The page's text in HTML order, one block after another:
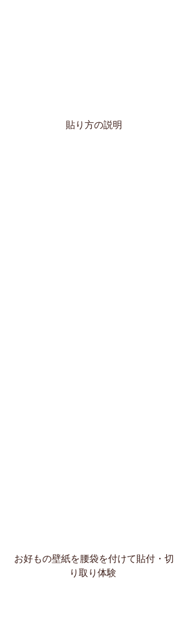
貼り方の説明
お好もの壁紙を腰袋を付けて貼付・切
り取り体験​